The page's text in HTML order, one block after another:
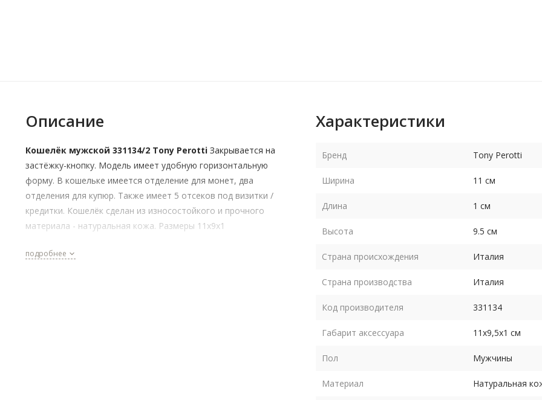
Описание
Кошелёк мужской 331134/2 Tony Perotti Закрывается на
застёжку-кнопку. Модель имеет удобную горизонтальную
форму. В кошельке имеется отделение для монет, два
отделения для купюр. Также имеет 5 отсеков под визитки /
кредитки. Кошелёк сделан из износостойкого и прочного
материала - натуральная кожа. Размеры 11x9x1
подробнее
Характеристики
Бренд Tony Perotti
Ширина 11 см
Длина 1 см
Высота 9.5 см
Страна происхождения Италия
Страна производства Италия
Код производителя 331134
Габарит аксессуара 11х9,5х1 см
Пол Мужчины
Материал Натуральная